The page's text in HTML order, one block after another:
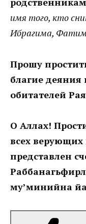
имя того, кто
Ибрагима,
Прошу
благие деяния
обитателей
О Аллах!
всех верующих
представлен
му’минийна